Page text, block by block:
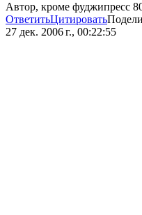
Автор, кроме фуджипресс
ОтветитьЦитировать
27 дек. 2006 г., 00:22:55